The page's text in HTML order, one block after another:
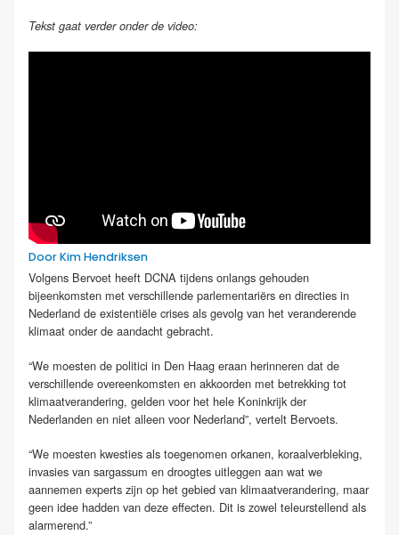
Tekst gaat verder onder de video:
Door Kim Hendriksen
Volgens Bervoet heeft DCNA tijdens onlangs gehouden
bijeenkomsten met verschillende parlementariërs en directies in
Nederland de existentiële crises als gevolg van het veranderende
klimaat onder de aandacht gebracht.
“We moesten de politici in Den Haag eraan herinneren dat de
verschillende overeenkomsten en akkoorden met betrekking tot
klimaatverandering, gelden voor het hele Koninkrijk der
Nederlanden en niet alleen voor Nederland”, vertelt Bervoets.
“We moesten kwesties als toegenomen orkanen, koraalverbleking,
invasies van sargassum en droogtes uitleggen aan wat we
aannemen experts zijn op het gebied van klimaatverandering, maar
geen idee hadden van deze effecten. Dit is zowel teleurstellend als
alarmerend.”